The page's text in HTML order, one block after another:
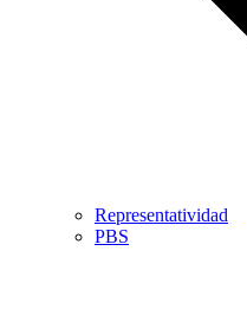
Representatividad
PBS